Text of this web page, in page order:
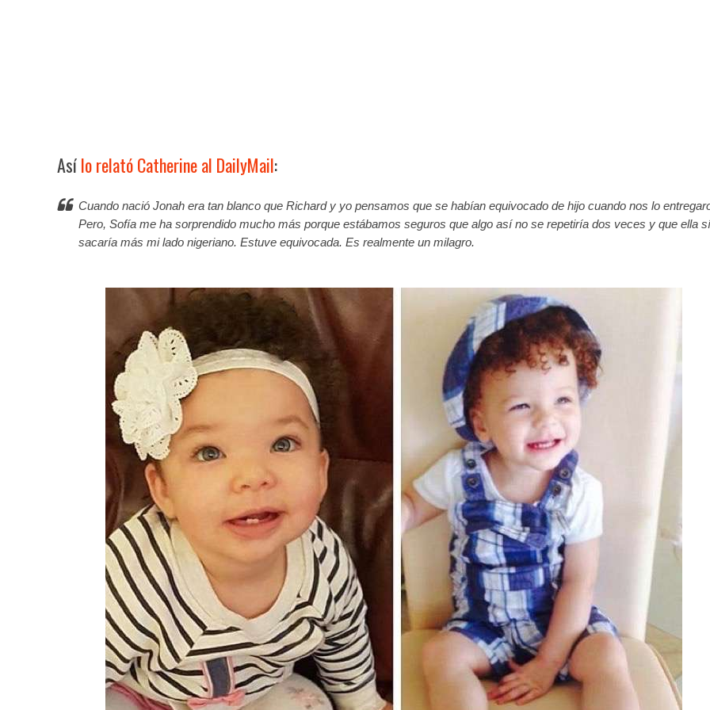
Asílo relató Catherine al DailyMail:
Cuando nació Jonah era tan blanco que Richard y yo pensamos que se habían equivocado de hijo cuando nos lo
Pero, Sofía me ha sorprendido mucho más porque estábamos seguros que algo así no se repetiría dos veces y que ella sí
sacaría más mi lado nigeriano. Estuve equivocada. Es realmente un milagro.